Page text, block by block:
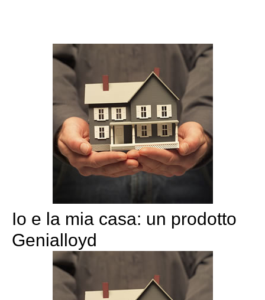
Io e la mia casa: un prodotto
Genialloyd